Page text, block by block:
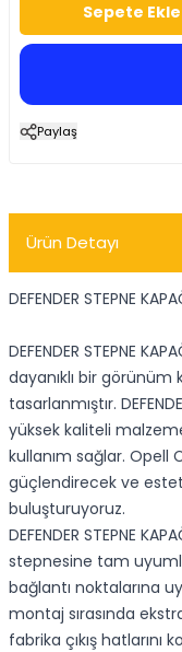
Sepete Ekle
Paylaş
Ürün Detayı
DEFENDER STEPNE
DEFENDER STEPNE
dayanıklı bir görünüm
tasarlanmıştır.
yüksek kaliteli
kullanım sağlar. Opell
güçlendirecek ve
buluşturuyoruz.
DEFENDER STEPNE
stepnesine tam
bağlantı noktalarına
montaj sırasında
fabrika çıkış hatlarını